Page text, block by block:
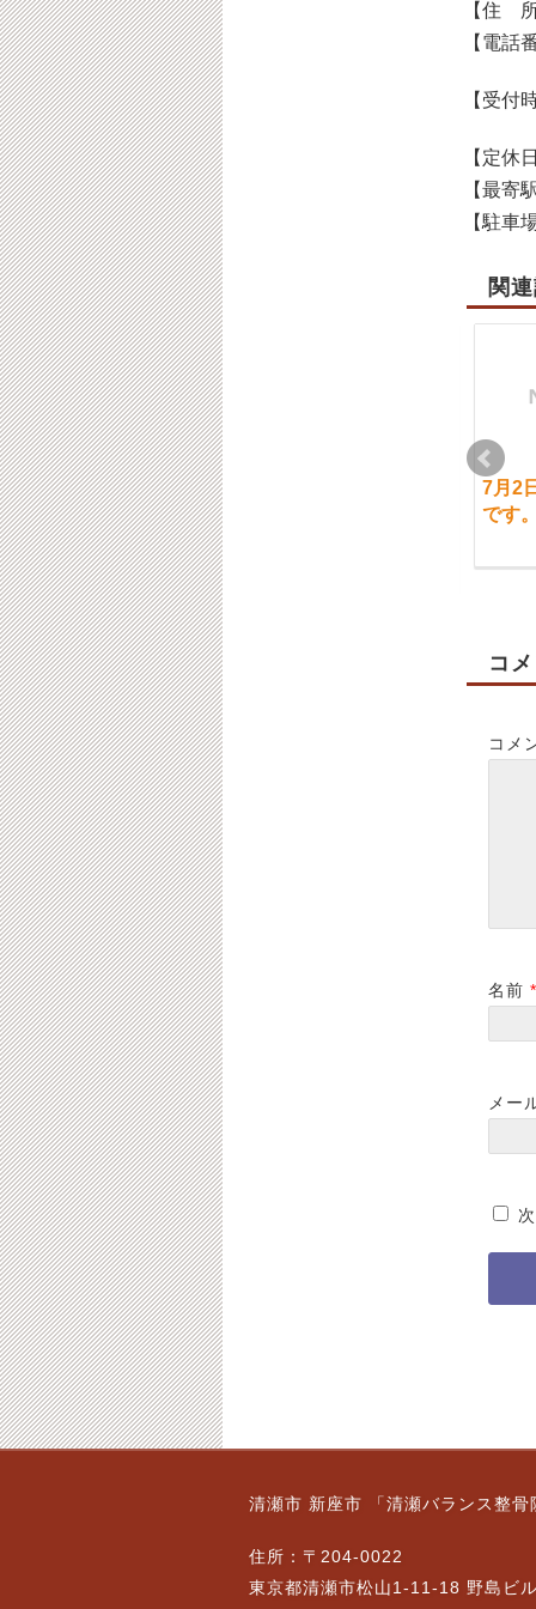
【住
【電話
【受付
【定休
【最寄
【駐車
関
11月30日（火）通常営
業です。【ご予約状
況】
2021-11-30
7月2
です
4月20日（火）通常営
業です。【ご予約状
況】
2021-04-20
コ
コメ
名前 *
メー
清瀬市 新座市 「清瀬バランス整骨
住所：〒204-0022
東京都清瀬市松山1-11-18 野島ビ